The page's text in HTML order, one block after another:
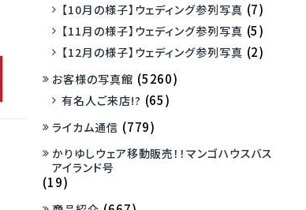
【10月の様子】ウェディング参列写真 (7)
【11月の様子】ウェディング参列写真 (5)
【12月の様子】ウェディング参列写真 (2)
お客様の写真館 (5260)
有名人ご来店!? (65)
ライカム通信 (779)
かりゆしウェア移動販売！！マンゴハウスバス
アイランド号
(19)